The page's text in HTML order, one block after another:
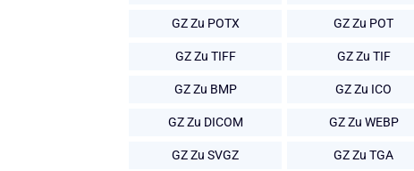
GZ Zu POTX GZ Zu POT
GZ Zu TIFF GZ Zu TIF
GZ Zu BMP GZ Zu ICO
GZ Zu DICOM GZ Zu WEBP
GZ Zu SVGZ GZ Zu TGA